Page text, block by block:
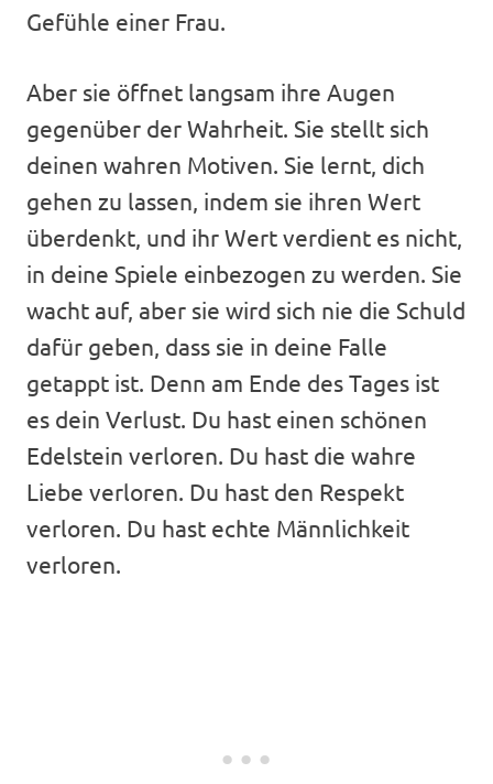
Gefühle einer Frau.
Aber sie öffnet langsam ihre Augen
gegenüber der Wahrheit. Sie stellt sich
deinen wahren Motiven. Sie lernt, dich
gehen zu lassen, indem sie ihren Wert
überdenkt, und ihr Wert verdient es nicht,
in deine Spiele einbezogen zu werden. Sie
wacht auf, aber sie wird sich nie die Schuld
dafür geben, dass sie in deine Falle
getappt ist. Denn am Ende des Tages ist
es dein Verlust. Du hast einen schönen
Edelstein verloren. Du hast die wahre
Liebe verloren. Du hast den Respekt
verloren. Du hast echte Männlichkeit
verloren.